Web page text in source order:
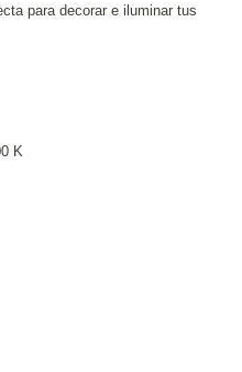
para decorar e iluminar tus
K